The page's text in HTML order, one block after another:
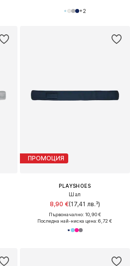
+2
ПРОМОЦИЯ
PLAYSHOES
Шал
8,90 €(17,41 лв.³)
Първоначално: 10,90 €
Последна най-ниска цена:6,72 €